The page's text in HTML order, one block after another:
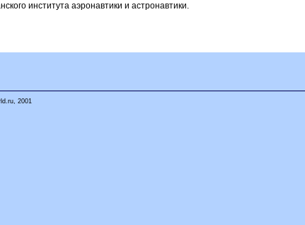
института аэронавтики и астронавтики.
2001